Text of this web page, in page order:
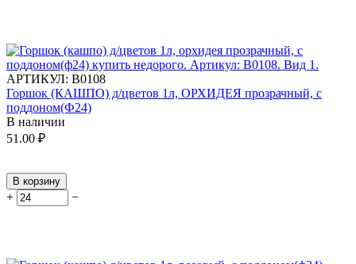
АРТИКУЛ: В0108
Горшок (КАШПО) д/цветов 1л, ОРХИДЕЯ прозрачный, с
поддоном(Ф24)
В наличии
51.00 ₽
В корзину
+ −